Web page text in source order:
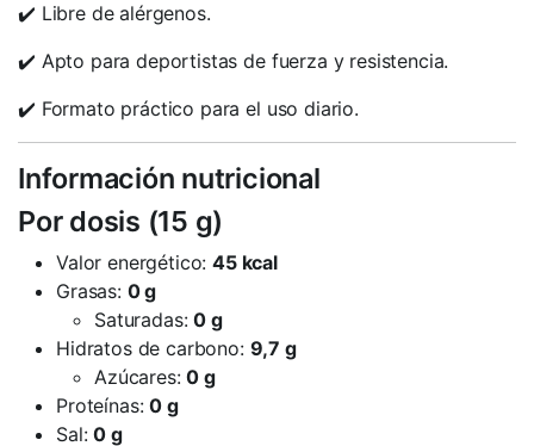
✔️ Libre de alérgenos.
✔️ Apto para deportistas de fuerza y resistencia.
✔️ Formato práctico para el uso diario.
Información nutricional
Por dosis (15 g)
Valor energético:45 kcal
Grasas: 0 g
Saturadas:0 g
Hidratos de carbono: 9,7 g
Azúcares:0 g
Proteínas:0 g
Sal:0 g